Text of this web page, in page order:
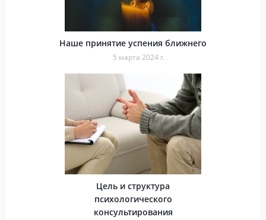
Наше принятие успения ближнего
5 марта 2024 г.
Цель и структура
психологического
консультирования